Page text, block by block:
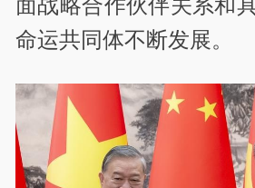
命运共同体不断发展。